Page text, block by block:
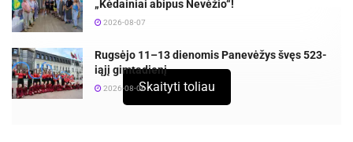
„Kėdainiai abipus Nevėžio“!
2026-08-07
Rugsėjo 11–13 dienomis Panevėžys švęs 523-
iąjį gimtadienį
2026-08-06Skaityti toliau